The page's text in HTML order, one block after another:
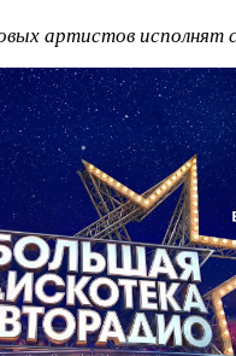
артистов исполнят